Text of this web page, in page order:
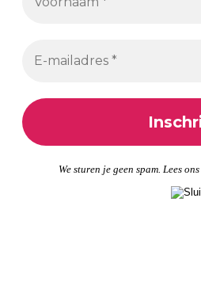
We sturen je geen spam. Lees ons